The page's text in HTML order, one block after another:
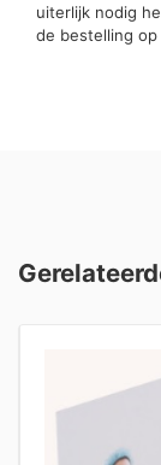
uiterlijk nodig
de bestelling